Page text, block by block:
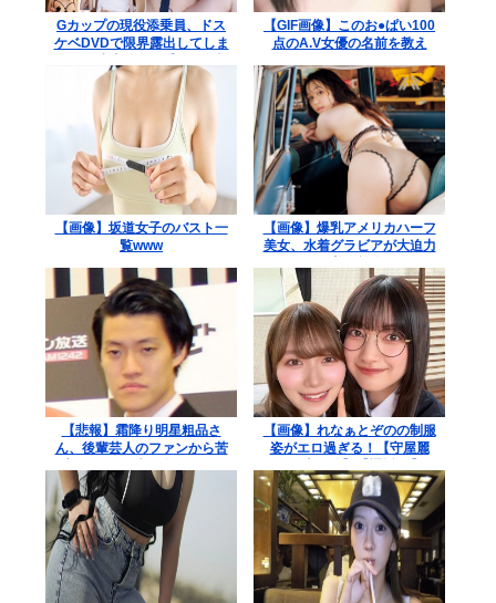
Gカップの現役添乗員、ドス
ケベDVDで限界露出してしま
小ビキニで大放出！！新作
「聖なる山」の動画＆画像ま
【GIF画像】このお●ぱい100
点のA.V女優の名前を教え
【画像】坂道女子のバスト一
覧www
【画像】爆乳アメリカハーフ
美女、水着グラビアが大迫力
りマシュマロボディを解
放！！
【悲報】霜降り明星粗品さ
ん、後輩芸人のファンから苦
【画像】れなぁとぞのの制服
姿がエロ過ぎる！【守屋麗